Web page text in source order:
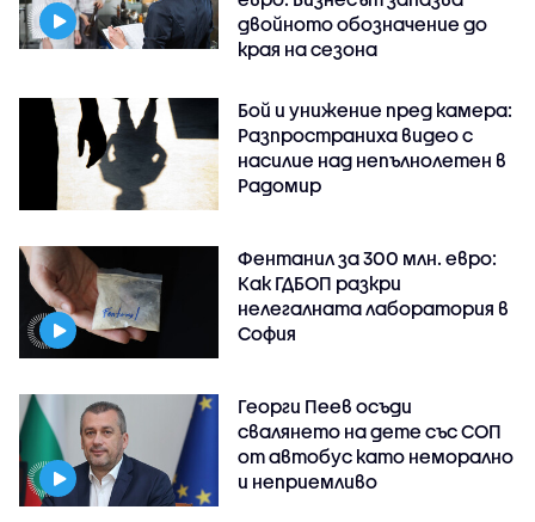
двойното обозначение до
края на сезона
Бой и унижение пред камера:
Разпространиха видео с
насилие над непълнолетен в
Радомир
Фентанил за 300 млн. евро:
Как ГДБОП разкри
нелегалната лаборатория в
София
Георги Пеев осъди
свалянето на дете със СОП
от автобус като неморално
и неприемливо